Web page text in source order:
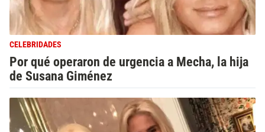
CELEBRIDADES
Por qué operaron de urgencia a Mecha, la hija
de Susana Giménez